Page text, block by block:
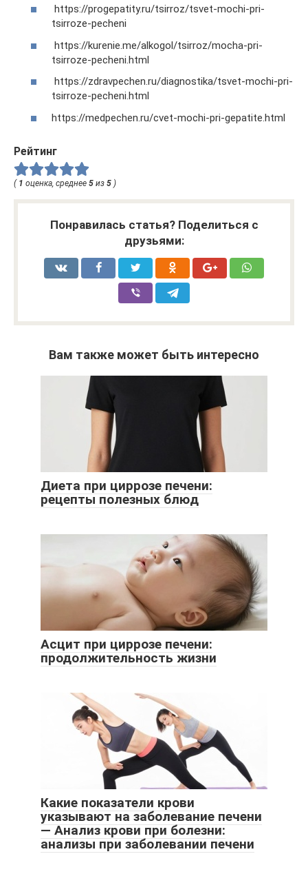
https://progepatity.ru/tsirroz/tsvet-mochi-pri-
tsirroze-pecheni
https://kurenie.me/alkogol/tsirroz/mocha-pri-
tsirroze-pecheni.html
https://zdravpechen.ru/diagnostika/tsvet-mochi-pri-
tsirroze-pecheni.html
https://medpechen.ru/cvet-mochi-pri-gepatite.html
Рейтинг
( 1 оценка, среднее 5 из 5 )
Понравилась статья? Поделиться с
друзьями:
Вам также может быть интересно
Диета при циррозе печени:
рецепты полезных блюд
Асцит при циррозе печени:
продолжительность жизни
Какие показатели крови
указывают на заболевание печени
— Анализ крови при болезни:
анализы при заболевании печени